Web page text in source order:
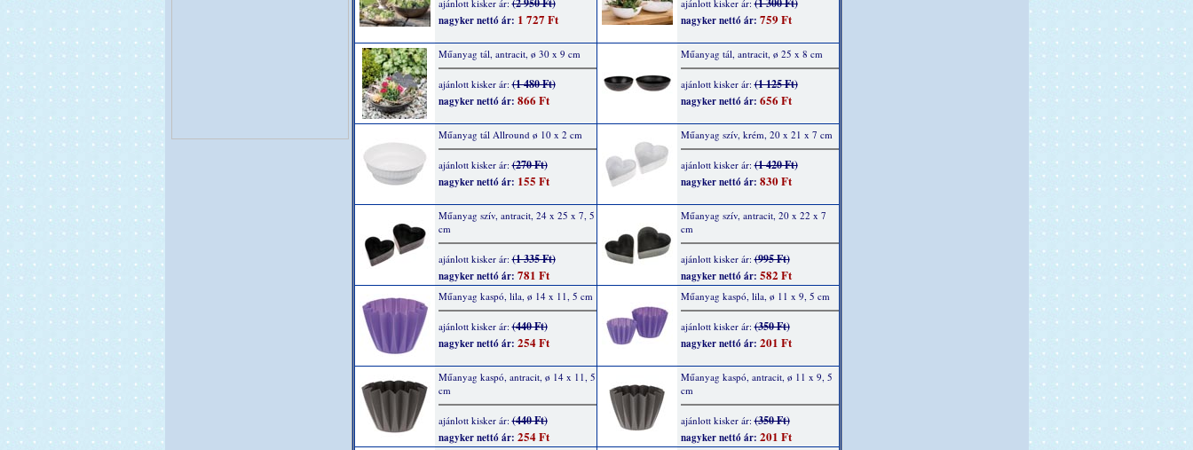
ajánlott kisker ár:(2 950 Ft)
nagyker nettó ár: 1 727 Ft
ajánlott kisker ár:(1 300 Ft)
nagyker nettó ár: 759 Ft
Műanyag tál, antracit, ø 30 x 9 cm
ajánlott kisker ár:(1 480 Ft)
nagyker nettó ár: 866 Ft
Műanyag tál, antracit, ø 25 x 8 cm
ajánlott kisker ár:(1 125 Ft)
nagyker nettó ár: 656 Ft
Műanyag tál Allround ø 10 x 2 cm
ajánlott kisker ár:(270 Ft)
nagyker nettó ár: 155 Ft
Műanyag szív, krém, 20 x 21 x 7 cm
ajánlott kisker ár:(1 420 Ft)
nagyker nettó ár: 830 Ft
Műanyag szív, antracit, 24 x 25 x 7, 5
cm
ajánlott kisker ár:(1 335 Ft)
nagyker nettó ár: 781 Ft
Műanyag szív, antracit, 20 x 22 x 7
cm
ajánlott kisker ár:(995 Ft)
nagyker nettó ár: 582 Ft
Műanyag kaspó, lila, ø 14 x 11, 5 cm
ajánlott kisker ár:(440 Ft)
nagyker nettó ár: 254 Ft
Műanyag kaspó, lila, ø 11 x 9, 5 cm
ajánlott kisker ár:(350 Ft)
nagyker nettó ár: 201 Ft
Műanyag kaspó, antracit, ø 14 x 11, 5
cm
ajánlott kisker ár:(440 Ft)
nagyker nettó ár: 254 Ft
Műanyag kaspó, antracit, ø 11 x 9, 5
cm
ajánlott kisker ár:(350 Ft)
nagyker nettó ár: 201 Ft